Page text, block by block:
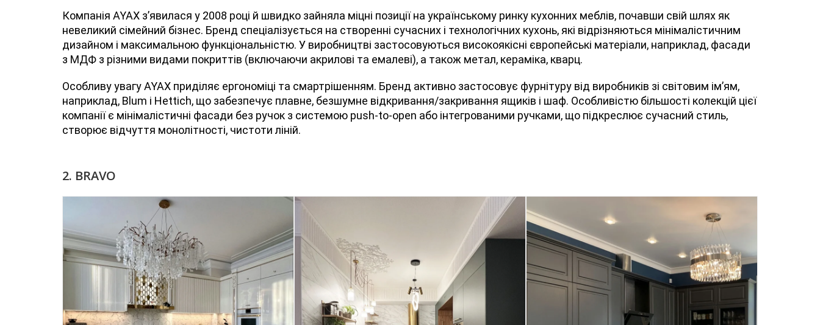
Компанія AYAX з’явилася у 2008 році й швидко зайняла міцні позиції на українському ринку кухонних меблів, почавши свій шлях як
невеликий сімейний бізнес. Бренд спеціалізується на створенні сучасних і технологічних кухонь, які відрізняються мінімалістичним
дизайном і максимальною функціональністю. У виробництві застосовуються високоякісні європейські матеріали, наприклад, фасади
з МДФ з різними видами покриттів (включаючи акрилові та емалеві), а також метал, кераміка, кварц.
Особливу увагу AYAX приділяє ергономіці та смартрішенням. Бренд активно застосовує фурнітуру від виробників зі світовим ім’ям,
наприклад, Blum і Hettich, що забезпечує плавне, безшумне відкривання/закривання ящиків і шаф. Особливістю більшості колекцій цієї
компанії є мінімалістичні фасади без ручок з системою push-to-open або інтегрованими ручками, що підкреслює сучасний стиль,
створює відчуття монолітності, чистоти ліній.
2. BRAVO